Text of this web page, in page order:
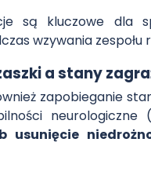
są kluczowe dla
wzywania
a stany
zapobieganie
neurologiczne
usunięcie